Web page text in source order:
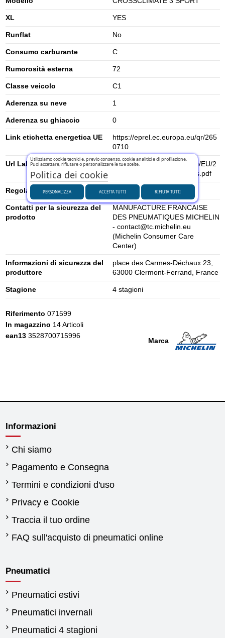
XL YES
Runflat No
Consumo carburante C
Rumorosità esterna 72
Classe veicolo C1
Aderenza su neve 1
Aderenza su ghiaccio 0
Link etichetta energetica UE
https://eprel.ec.europa.eu/qr/265
0710
Url Label
https://www.tyrelabelling.eu/EU/2
020-740/es/071599_fcs_es.pdf
Regolamento UE (2020/740) 2020/740
Contatti per la sicurezza del
prodotto
MANUFACTURE FRANCAISE
DES PNEUMATIQUES MICHELIN
- contact@tc.michelin.eu
(Michelin Consumer Care
Center)
Informazioni di sicurezza del
produttore
place des Carmes-Déchaux 23,
63000 Clermont-Ferrand, France
Stagione 4 stagioni
Marca
Riferimento 071599
In magazzino 14 Articoli
ean13 3528700715996
Informazioni
Chi siamo
Pagamento e Consegna
Termini e condizioni d'uso
Privacy e Cookie
Traccia il tuo ordine
FAQ sull'acquisto di pneumatici online
Pneumatici
Pneumatici estivi
Pneumatici invernali
Pneumatici 4 stagioni
Utilizziamo cookie tecnici e, previo consenso, cookie analitici e di profilazione.
Puoi accettare, rifiutare o personalizzare le tue scelte.
Politica dei cookie
PERSONALIZZA RIFIUTA TUTTI
ACCETTA TUTTI